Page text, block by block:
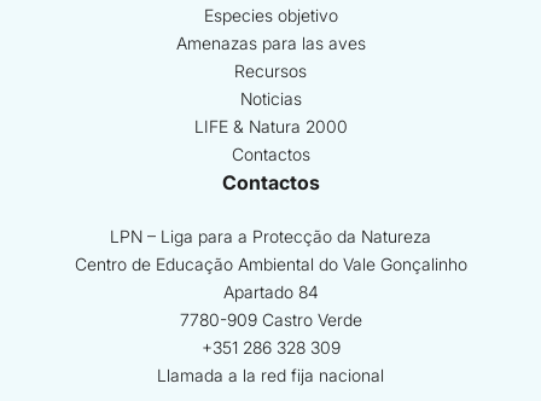
Especies objetivo
Amenazas para las aves
Recursos
Noticias
LIFE & Natura 2000
Contactos
Contactos
LPN – Liga para a Protecção da Natureza
Centro de Educação Ambiental do Vale Gonçalinho
Apartado 84
7780-909 Castro Verde
+351 286 328 309
Llamada a la red fija nacional